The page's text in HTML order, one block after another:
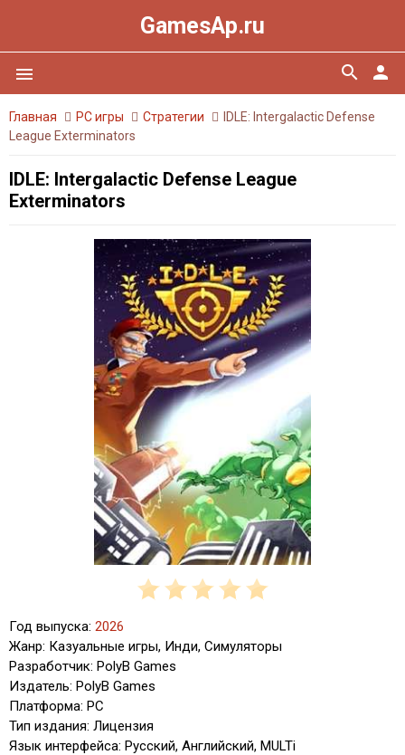
GamesAp.ru
menu person
search
Главная PC игры Стратегии
IDLE: Intergalactic Defense
League Exterminators
IDLE: Intergalactic Defense League
Exterminators
Год выпуска: 2026
Жанр: Казуальные игры, Инди, Симуляторы
Разработчик: PolyB Games
Издатель: PolyB Games
Платформа: PC
Тип издания: Лицензия
Язык интерфейса: Русский, Английский, MULTi